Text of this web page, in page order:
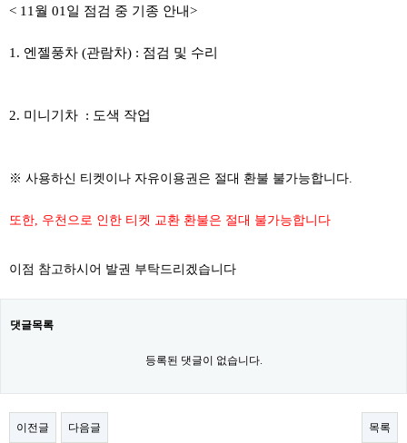
< 11월 01일 점검 중 기종 안내>
1. 엔젤풍차 (관람차) : 점검 및 수리
2. 미니기차 : 도색 작업
※ 사용하신 티켓이나 자유이용권은 절대 환불 불가능합니다.
또한, 우천으로 인한 티켓 교환 환불은 절대 불가능합니다
이점 참고하시어 발권 부탁드리겠습니다
댓글목록
등록된 댓글이 없습니다.
이전글 다음글 목록